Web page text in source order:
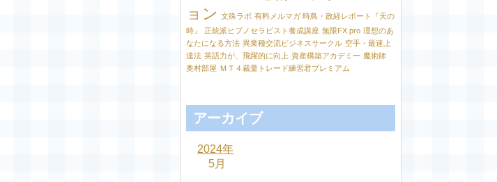
ョン 文殊ラボ 有料メルマガ 時鳥・政経レポート『天の
時』
正統派ヒプノセラピスト養成講座 無限FX pro 理想のあ
なたになる方法 異業種交流ビジネスサークル 空手・最速上
達法 英語力が、飛躍的に向上 資産構築アカデミー 魔術師
奥村部屋 ＭＴ４裁量トレード練習君プレミアム
アーカイブ
2024年
5月